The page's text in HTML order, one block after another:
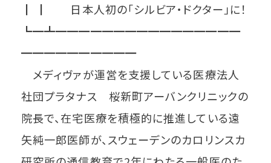
┃ ┃ 日本人初の「シルビア・ドクター」に！
┗━┻━━━━━━━━━━━━━━━━
━━━━━━━━━━
メディヴァが運営を支援している医療法人
社団プラタナス 桜新町アーバンクリニックの
院長で、在宅医療を積極的に推進している遠
矢純一郎医師が、スウェーデンのカロリンスカ